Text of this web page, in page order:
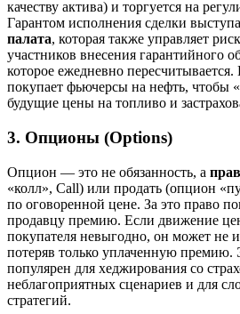
качеству актива) и торгуется на
Гарантом исполнения сделки
палата, которая также управляет
участников внесения гарантийного
которое ежедневно пересчитывается.
покупает фьючерсы на нефть, чтобы
будущие цены на топливо и
3. Опционы (Options)
Опцион — это не обязанность, а
«колл», Call) или продать (опцион
по оговоренной цене. За это право
продавцу премию. Если движение
покупателя невыгодно, он может не
потеряв только уплаченную премию.
популярен для хеджирования со
неблагоприятных сценариев и для
стратегий.